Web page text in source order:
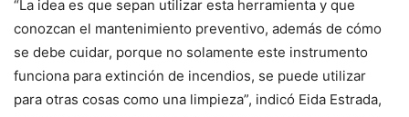
“La idea es que sepan utilizar esta herramienta y que
conozcan el mantenimiento preventivo, además de cómo
se debe cuidar, porque no solamente este instrumento
funciona para extinción de incendios, se puede utilizar
para otras cosas como una limpieza”, indicó Eida Estrada,